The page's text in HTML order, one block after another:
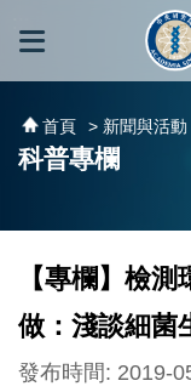
跳到主要內容區塊
首頁 > 新聞與活動
科普專欄
【專欄】檢
做：淺談細菌
發布時間: 2019-